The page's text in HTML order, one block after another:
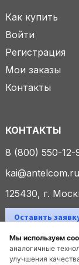
Мы используем
аналогичные
улучшения
Как купить
Войти
Регистрация
Мои заказы
Контакты
КОНТАКТЫ
8 (800) 550-12-
kai@antelcom.ru
125430, г.
Оставить